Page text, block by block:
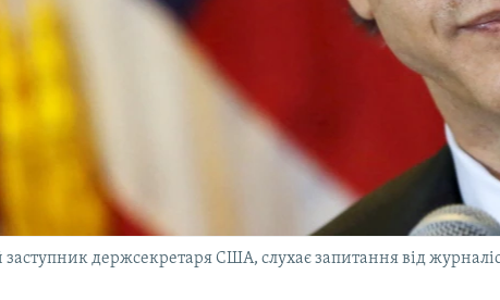
заступник держсекретаря США, слухає запитання від